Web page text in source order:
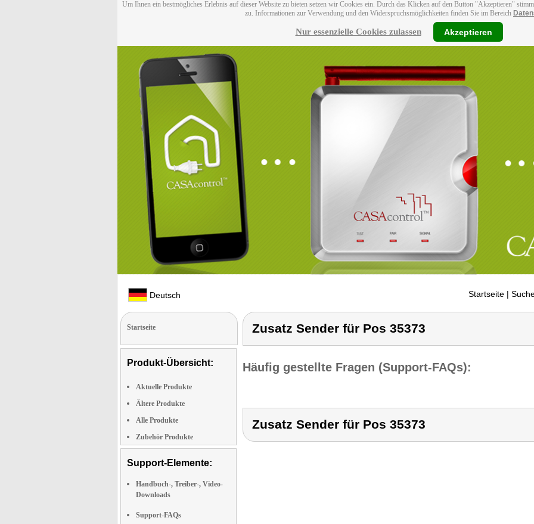
Um Ihnen ein bestmögliches Erlebnis auf dieser Website zu bieten setzen wir Cookies ein. Durch das Klicken auf den Button "Akzeptieren"
zu. Informationen zur Verwendung und den Widerspruchsmöglichkeiten finden Sie im Bereich
Nur essenzielle Cookies zulassen Akzeptieren
Deutsch Startseite |
Startseite
Produkt-Übersicht:
Aktuelle Produkte
Ältere Produkte
Alle Produkte
Zubehör Produkte
Support-Elemente:
Handbuch-, Treiber-, Video-
Downloads
Support-FAQs
Zusatz Sender für Pos 35373
Häufig gestellte Fragen (Support-FAQs):
Zusatz Sender für Pos 35373